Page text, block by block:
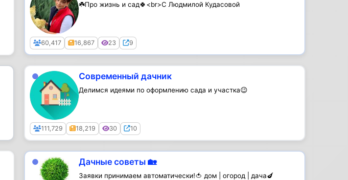
Public
☘️Про жизнь и сад🍀<br>С Людмилой Кудасовой
60,417 16,867 23 9
Public
Современный дачник
Делимся идеями по оформлению сада и участка😉
111,729 18,219 30 10
Дачные советы 🏡
Заявки принимаем автоматически!🍅 дом | огород | дача🍆